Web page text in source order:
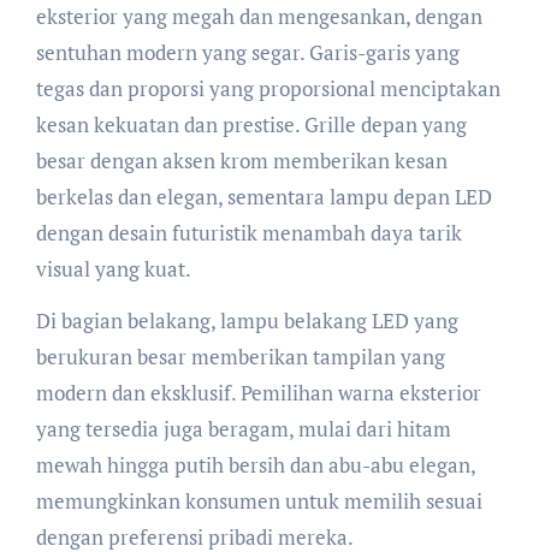
eksterior yang megah dan mengesankan, dengan
sentuhan modern yang segar. Garis-garis yang
tegas dan proporsi yang proporsional menciptakan
kesan kekuatan dan prestise. Grille depan yang
besar dengan aksen krom memberikan kesan
berkelas dan elegan, sementara lampu depan LED
dengan desain futuristik menambah daya tarik
visual yang kuat.
Di bagian belakang, lampu belakang LED yang
berukuran besar memberikan tampilan yang
modern dan eksklusif. Pemilihan warna eksterior
yang tersedia juga beragam, mulai dari hitam
mewah hingga putih bersih dan abu-abu elegan,
memungkinkan konsumen untuk memilih sesuai
dengan preferensi pribadi mereka.